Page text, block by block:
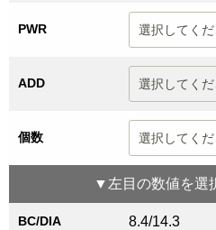
PWR
ADD
個数
▼ 左目 の数値を選
BC/DIA 8.4/14.3